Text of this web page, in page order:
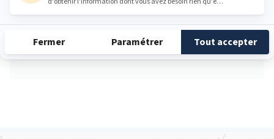
Vendredi 09:30 - 12:30 14:00 - 19:00
Samedi 09:30 - 12:30 14:00 - 19:00
Dimanche